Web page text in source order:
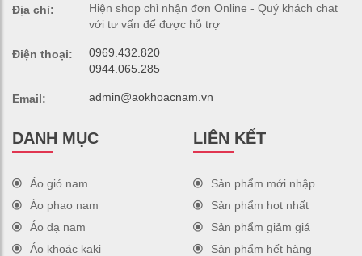
Địa chỉ:
Hiện shop chỉ nhận đơn Online - Quý khách chat
với tư vấn để được hỗ trợ
Điện thoại:
0969.432.820
0944.065.285
Email: admin@aokhoacnam.vn
DANH MỤC
Áo gió nam
Áo phao nam
Áo dạ nam
Áo khoác kaki
LIÊN KẾT
Sản phẩm mới nhập
Sản phẩm hot nhất
Sản phẩm giảm giá
Sản phẩm hết hàng